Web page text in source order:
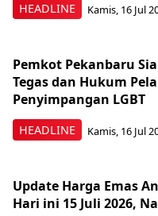
HEADLINE Kamis, 16 Jul
HEADLINE
Pemkot Pekanbaru
Tegas dan Hukum
Penyimpangan LGBT
Kamis, 16 Jul
Update Harga Emas
Hari ini 15 Juli 2026,